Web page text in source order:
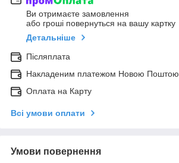
Ви отримаєте замовлення
або гроші повернуться на вашу картку
Детальніше
Післяплата
Накладеним платежом Новою Поштою
Оплата на Карту
Всі умови оплати
Умови повернення